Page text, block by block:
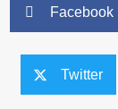
Facebook
Twitter